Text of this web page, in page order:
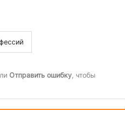
Отправить ошибку, чтобы